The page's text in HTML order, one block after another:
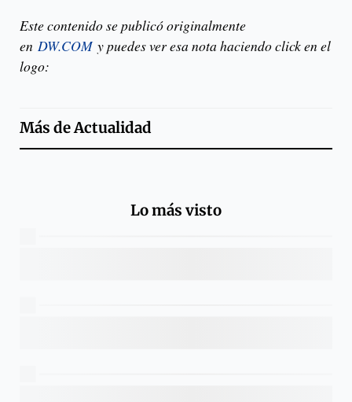
Este contenido se publicó originalmente
en DW.COMy puedes ver esa nota haciendo click en el
logo:
Más deActualidad
Lo más visto